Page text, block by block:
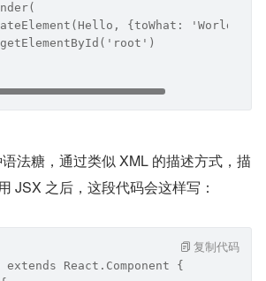
{toWhat: 'World'},
法糖，通过类似 XML 的描述方式，描
JSX 之后，这段代码会这样写：
React.Component {
复制代码